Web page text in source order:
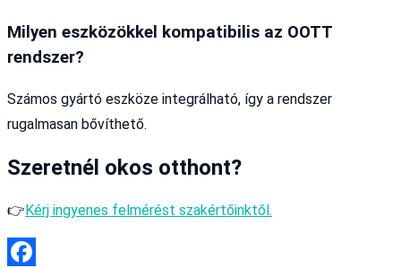
Milyen eszközökkel kompatibilis az OOTT
rendszer?
Számos gyártó eszköze integrálható, így a rendszer
rugalmasan bővíthető.
Szeretnél okos otthont?
👉Kérj ingyenes felmérést szakértőinktől.